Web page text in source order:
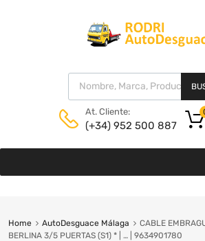
At. Cliente:
(+34) 952 500 887
Home AutoDesguace Málaga
CABLE
BERLINA 3/5 PUERTAS (S1) * | … | 9634901780